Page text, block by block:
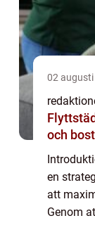
02 augusti
Flyttstäd malmö
och
en
att
Genom